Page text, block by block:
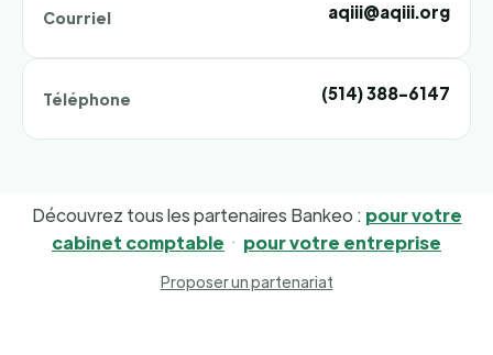
Courriel aqiii@aqiii.org
Téléphone (514) 388-6147
Découvrez tous les partenaires Bankeo : pour votre
cabinet comptable · pour votre entreprise
Proposer un partenariat